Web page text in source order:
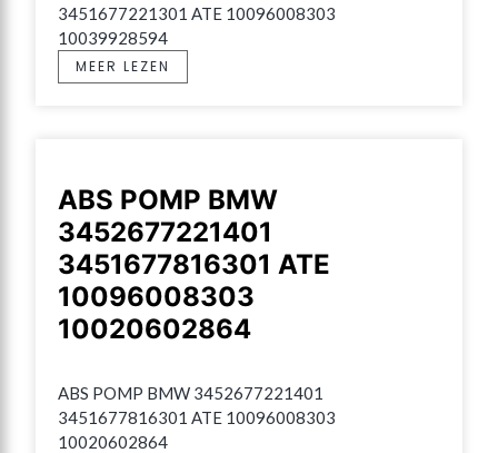
3451677221301 ATE 10096008303
10039928594
MEER LEZEN
ABS POMP BMW
3452677221401
3451677816301 ATE
10096008303
10020602864
ABS POMP BMW 3452677221401
3451677816301 ATE 10096008303
10020602864